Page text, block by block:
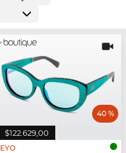
$122.629,00
40 %
EYO